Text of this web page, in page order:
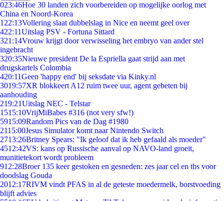
023:46Hoe 30 landen zich voorbereiden op mogelijke oorlog met
China en Noord-Korea
1 22:13Vollering slaat dubbelslag in Nice en neemt geel over
422:11Uitslag PSV - Fortuna Sittard
321:14Vrouw krijgt door verwisseling het embryo van ander stel
ingebracht
320:35Nieuwe president De la Espriella gaat strijd aan met
drugskartels Colombia
420:11Geen 'happy end' bij seksdate via Kinky.nl
3019:57XR blokkeert A12 ruim twee uur, agent gebeten bij
aanhouding
219:21Uitslag NEC - Telstar
1515:10VrijMiBabes #316 (not very sfw!)
5915:09Random Pics van de Dag #1980
2115:00Jesus Simulator komt naar Nintendo Switch
2713:26Britney Spears: "Ik geloof dat ik heb gefaald als moeder"
4512:42VS: kans op Russische aanval op NAVO-land groeit,
munitietekort wordt probleem
912:28Broer 135 keer gestoken en gesneden: zes jaar cel en tbs voor
doodslag Gouda
2012:17RIVM vindt PFAS in al de geteste moedermelk, borstvoeding
blijft advies